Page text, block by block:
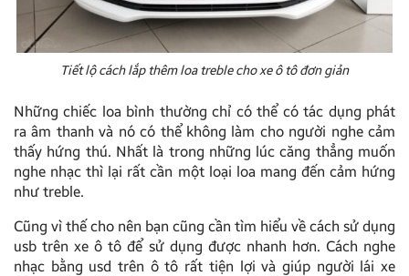
Tiết lộ cách lắp thêm loa treble cho xe ô tô đơn giản
Những chiếc loa bình thường chỉ có thể có tác dụng phát
ra âm thanh và nó có thể không làm cho người nghe cảm
thấy hứng thú. Nhất là trong những lúc căng thẳng muốn
nghe nhạc thì lại rất cần một loại loa mang đến cảm hứng
như treble.
Cũng vì thế cho nên bạn cũng cần tìm hiểu về cách sử dụng
usb trên xe ôtô để sử dụng được nhanh hơn. Cách nghe
nhạc bằng usd trên ô tô rất tiện lợi và giúp người lái xe